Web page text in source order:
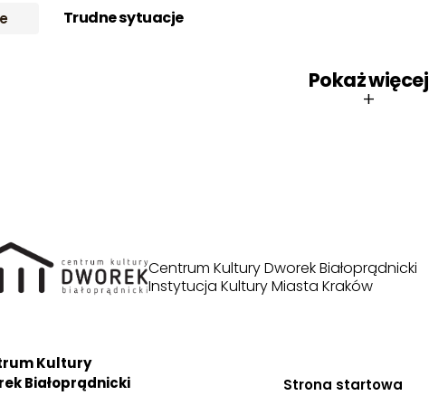
Trudne sytuacje
Pokaż więcej
+
Centrum Kultury Dworek Białoprądnicki
Instytucja Kultury Miasta Kraków
Kultury
Białoprądnicki
Strona startowa